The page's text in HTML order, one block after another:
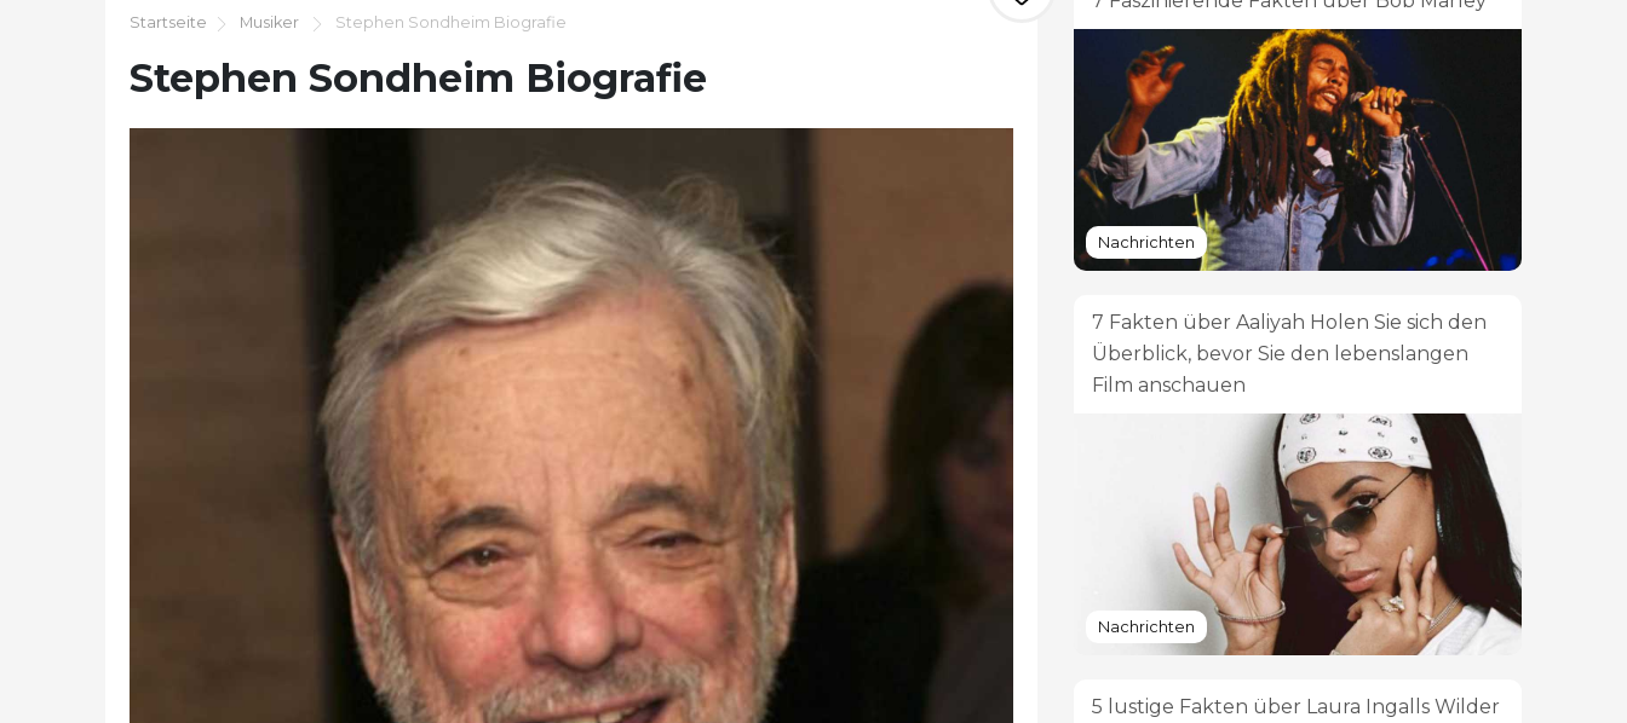
Startseite Musiker Stephen Sondheim Biografie
Stephen Sondheim Biografie
Nachrichten
7 Fakten über Aaliyah Holen Sie sich den
Überblick, bevor Sie den lebenslangen
Film anschauen
Nachrichten
5 lustige Fakten über Laura Ingalls Wilder